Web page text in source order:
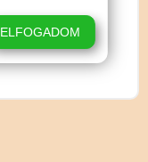
ELFOGADOM